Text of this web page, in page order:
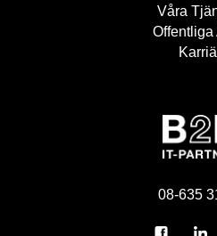
Våra
Offentliga
08-635